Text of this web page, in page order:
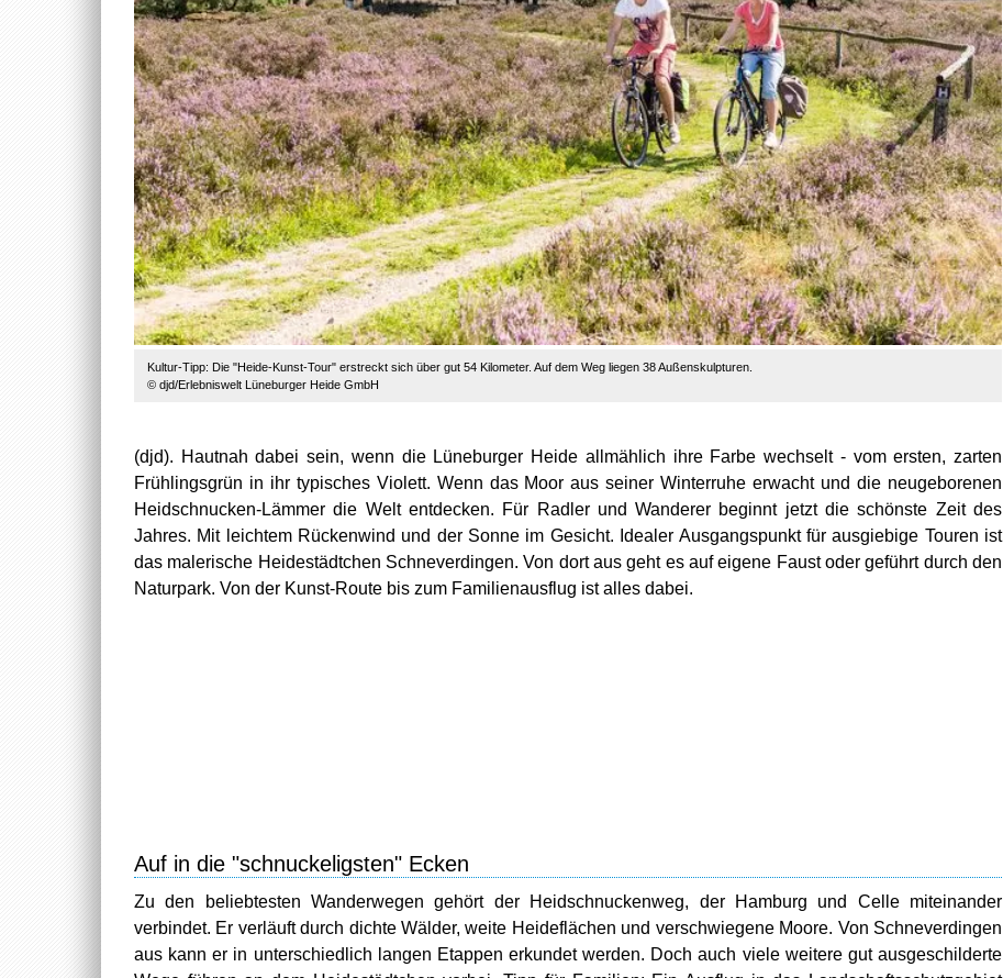
Kultur-Tipp: Die "Heide-Kunst-Tour" erstreckt sich über gut 54 Kilometer. Auf dem Weg liegen 38 Außenskulpturen.
© djd/Erlebniswelt Lüneburger Heide GmbH
(djd). Hautnah dabei sein, wenn die Lüneburger Heide allmählich ihre Farbe wechselt - vom ersten, zarten
Frühlingsgrün in ihr typisches Violett. Wenn das Moor aus seiner Winterruhe erwacht und die neugeborenen
Heidschnucken-Lämmer die Welt entdecken. Für Radler und Wanderer beginnt jetzt die schönste Zeit des
Jahres. Mit leichtem Rückenwind und der Sonne im Gesicht. Idealer Ausgangspunkt für ausgiebige Touren ist
das malerische Heidestädtchen Schneverdingen. Von dort aus geht es auf eigene Faust oder geführt durch den
Naturpark. Von der Kunst-Route bis zum Familienausflug ist alles dabei.
Auf in die "schnuckeligsten" Ecken
Zu den beliebtesten Wanderwegen gehört der Heidschnuckenweg, der Hamburg und Celle miteinander
verbindet. Er verläuft durch dichte Wälder, weite Heideflächen und verschwiegene Moore. Von Schneverdingen
aus kann er in unterschiedlich langen Etappen erkundet werden. Doch auch viele weitere gut ausgeschilderte